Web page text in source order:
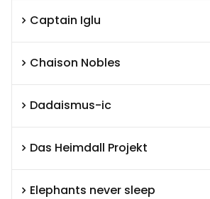
Captain Iglu
Chaison Nobles
Dadaismus-ic
Das Heimdall Projekt
Elephants never sleep